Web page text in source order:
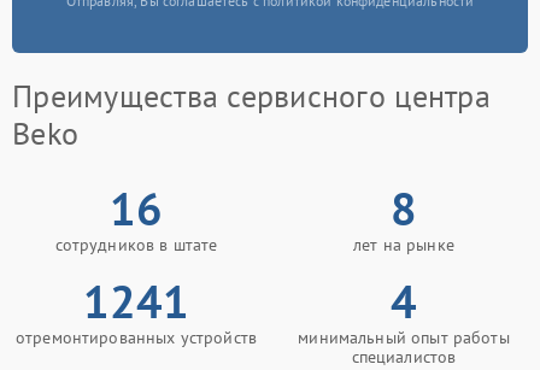
Преимущества сервисного центра
Beko
16
сотрудников в штате
8
лет на рынке
1241
отремонтированных устройств
4
минимальный опыт работы
специалистов